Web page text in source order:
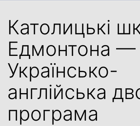
Католицькі
Едмонтона —
Українсько-
англійська
програма